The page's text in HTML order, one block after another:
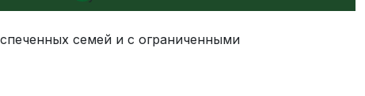
семей и с ограниченными